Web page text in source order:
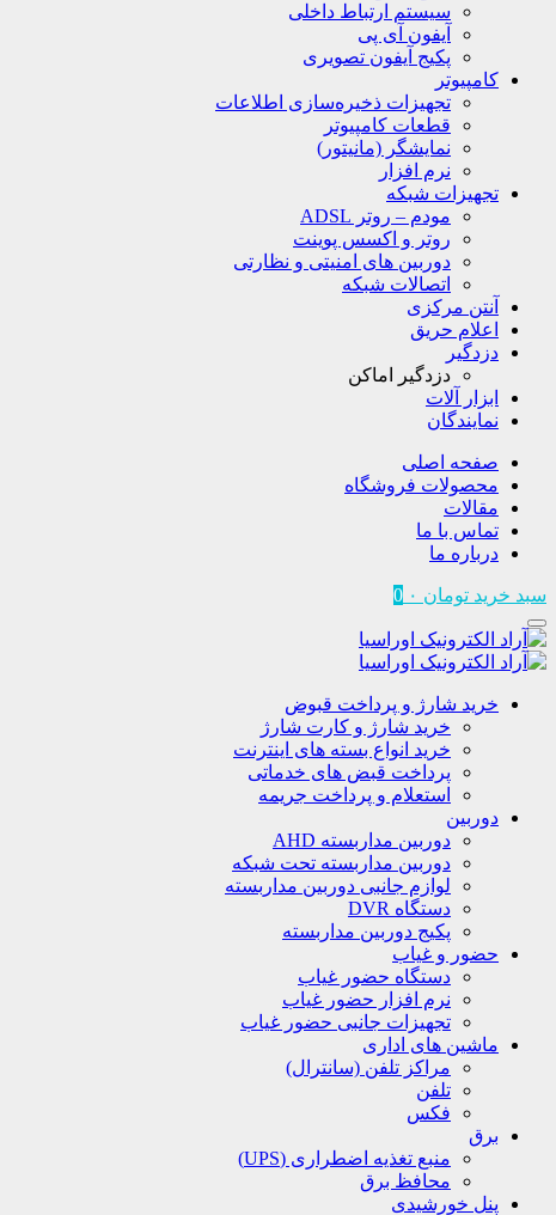
سیستم ارتباط داخلی
آیفون آی پی
پکیج آیفون تصویری
کامپیوتر
تجهیزات ذخیره‌سازی اطلاعات
قطعات کامپیوتر
نمایشگر (مانیتور)
نرم افزار
تجهیزات شبکه
مودم – روتر ADSL
روتر و اکسس پوینت
دوربین های امنیتی و نظارتی
اتصالات شبکه
آنتن مرکزی
اعلام حریق
دزدگیر
دزدگیر اماکن
ابزار آلات
نمایندگان
صفحه اصلی
محصولات فروشگاه
مقالات
تماس با ما
درباره ما
سبد خرید تومان 0
خرید شارژ و پرداخت قبوض
خرید شارژ و کارت شارژ
خرید انواع بسته های اینترنت
پرداخت قبض های خدماتی
استعلام و پرداخت جریمه
دوربین
دوربین مداربسته AHD
دوربین مداربسته تحت شبکه
لوازم جانبی دوربین مداربسته
دستگاه DVR
پکیج دوربین مداربسته
حضور و غیاب
دستگاه حضور غیاب
نرم افزار حضور غیاب
تجهیزات جانبی حضور غیاب
ماشین های اداری
مراکز تلفن (سانترال)
تلفن
فکس
برق
منبع تغذیه اضطراری (UPS)
محافظ برق
پنل خورشیدی